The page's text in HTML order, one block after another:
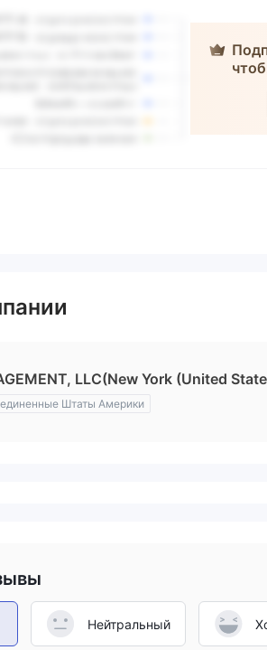
LLC(New York (United
Штаты Америки
Нейтральный